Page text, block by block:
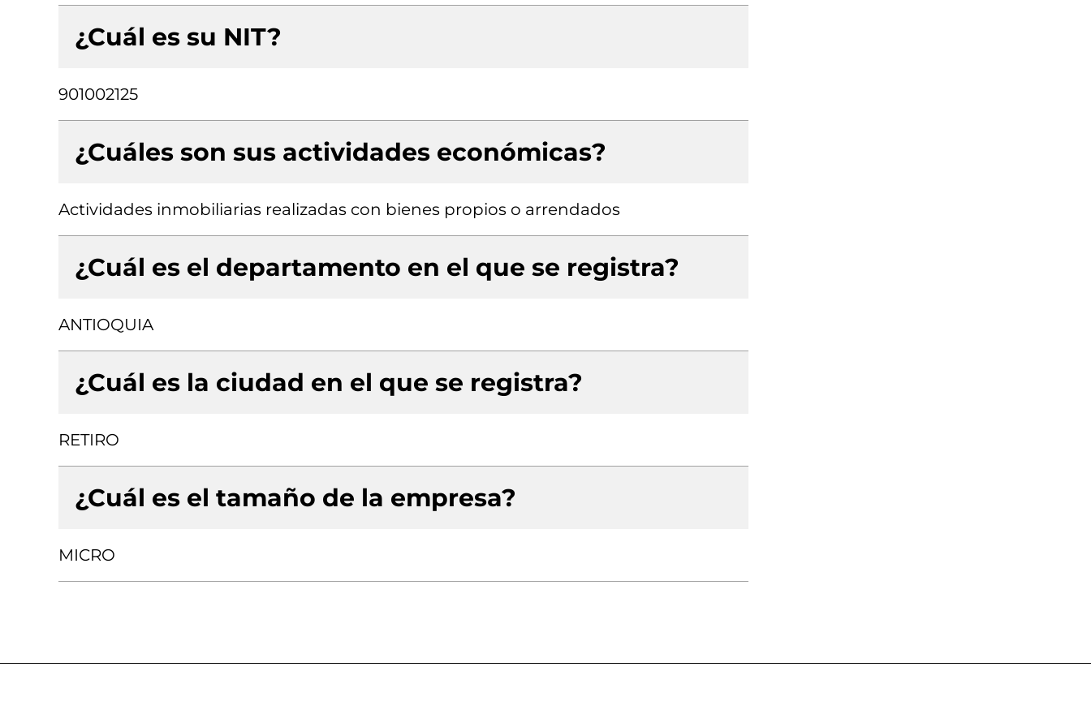
¿Cuál es su NIT?
901002125
¿Cuáles son sus actividades económicas?
Actividades inmobiliarias realizadas con bienes propios o arrendados
¿Cuál es el departamento en el que se registra?
ANTIOQUIA
¿Cuál es la ciudad en el que se registra?
RETIRO
¿Cuál es el tamaño de la empresa?
MICRO